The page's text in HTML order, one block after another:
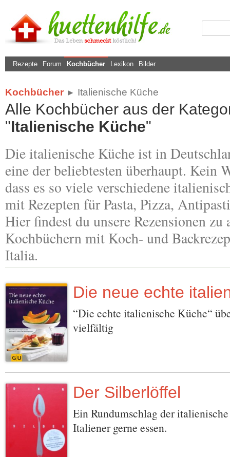
Rezepte Forum Kochbücher Lexikon Bilder
Kochbücher ► Italienische Küche
Alle Kochbücher aus der
"Italienische Küche"
Die italienische Küche ist in
eine der beliebtesten überhaupt. Kein
dass es so viele verschiedene
mit Rezepten für Pasta, Pizza,
Hier findest du unsere Rezensionen zu
Kochbüchern mit Koch- und
Italia.
Die neue echte
“Die echte italienische Küche“
vielfältig
Der Silberlöffel
Ein Rundumschlag der
Italiener gerne essen.